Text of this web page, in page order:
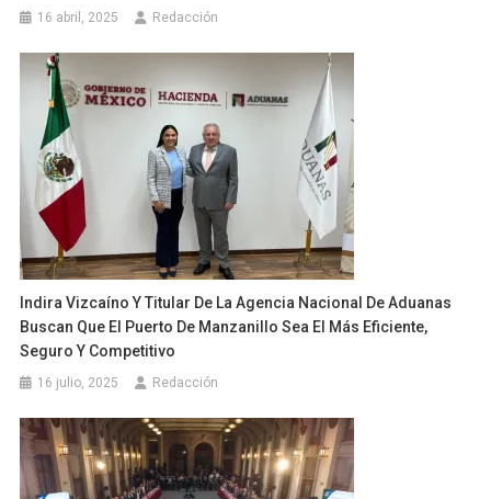
16 abril, 2025 Redacción
Indira Vizcaíno Y Titular De La Agencia Nacional De Aduanas
Buscan Que El Puerto De Manzanillo Sea El Más Eficiente,
Seguro Y Competitivo
16 julio, 2025 Redacción